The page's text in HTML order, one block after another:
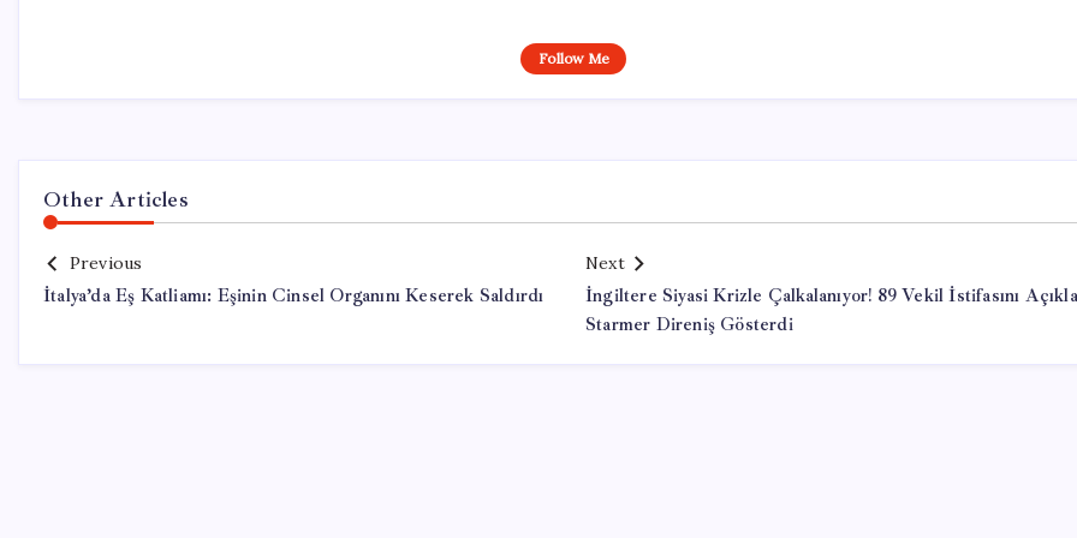
Follow Me
Other Articles
Previous
İtalya’da Eş Katliamı: Eşinin Cinsel Organını Keserek Saldırdı
Next
İngiltere Siyasi Krizle Çalkalanıyor! 89 Vekil İstifasını
Starmer Direniş Gösterdi